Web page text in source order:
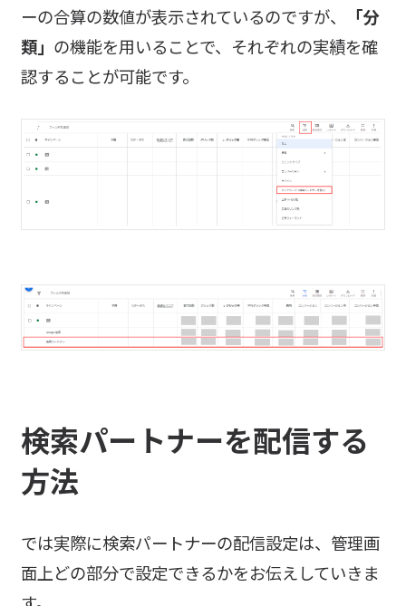
ーの合算の数値が表示されているのですが、
「分
類」 の機能を用いることで、それぞれの実績を確
認することが可能です。
検索パートナーを配信する
方法
では実際に検索パートナーの配信設定は、管理画
面上どの部分で設定できるかをお伝えしていきま